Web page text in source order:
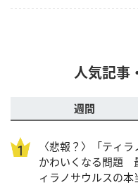
人気記事
週間
〈悲報？〉「ティ
かわいくなる問題
ィラノサウルスの本